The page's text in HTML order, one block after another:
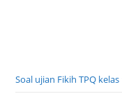
Soal ujian Fikih TPQ